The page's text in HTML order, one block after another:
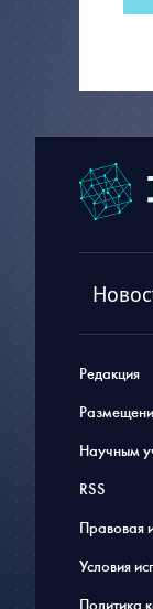
Редакция
Научным
RSS
Правовая
Условия
Политика